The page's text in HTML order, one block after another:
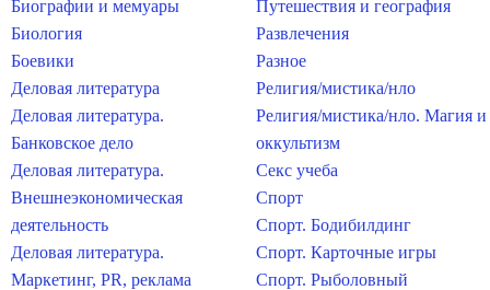
Биографии и мемуары
Биология
Боевики
Деловая литература
Деловая литература.
Банковское дело
Деловая литература.
Внешнеэкономическая
деятельность
Деловая литература.
Маркетинг, PR, реклама
Путешествия и география
Развлечения
Разное
Религия/мистика/нло
Религия/мистика/нло. Магия и
оккультизм
Секс учеба
Спорт
Спорт. Бодибилдинг
Спорт. Карточные игры
Спорт. Рыболовный